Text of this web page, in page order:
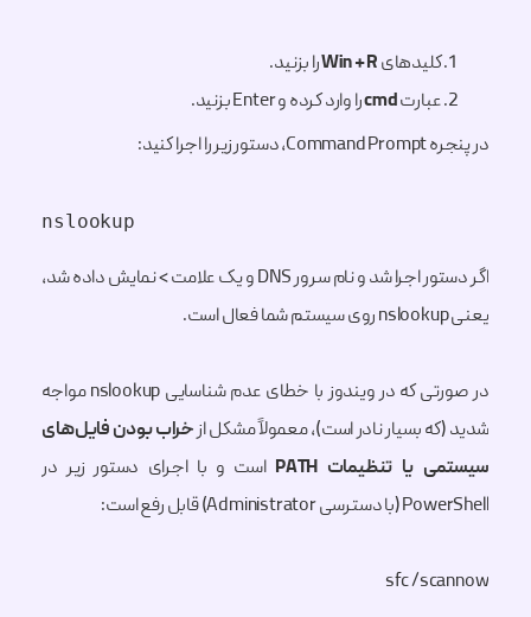
کلیدهایWin + Rرا بزنید.
عبارتcmdرا وارد کرده و Enter بزنید.
در پنجره Command Prompt، دستور زیر را اجرا کنید:
nslookup
اگر دستور اجرا شد و نام سرور DNS و یک علامت > نمایش داده شد،
یعنی nslookup روی سیستم شما فعال است.
در صورتی که در ویندوز با خطای عدم شناسایی nslookup مواجه
شدید (که بسیار نادر است)، معمولاً مشکل ازخراب بودن فایل‌های
سیستمی یا تنظیمات PATH
است و با اجرای دستور زیر در
PowerShell (با دسترسی Administrator) قابل رفع است:
sfc /scannow